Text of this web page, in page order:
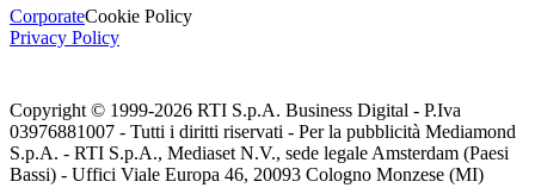
CorporateCookie Policy
Privacy Policy
Copyright © 1999-2026 RTI S.p.A. Business Digital - P.Iva
03976881007 - Tutti i diritti riservati - Per la pubblicità Mediamond
S.p.A. - RTI S.p.A., Mediaset N.V., sede legale Amsterdam (Paesi
Bassi) - Uffici Viale Europa 46, 20093 Cologno Monzese (MI)